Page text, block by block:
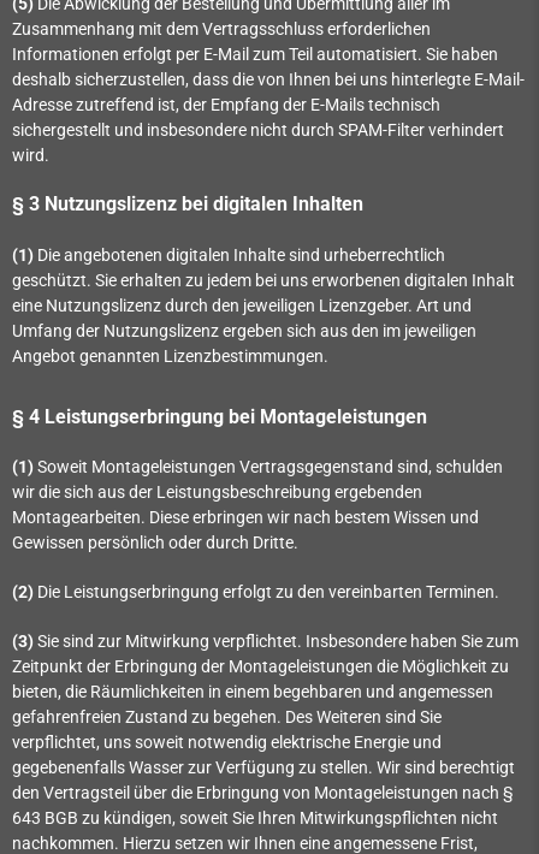
Zusammenhang mit dem Vertragsschluss erforderlichen
Informationen erfolgt per E-Mail zum Teil automatisiert. Sie haben
deshalb sicherzustellen, dass die von Ihnen bei uns hinterlegte E-Mail-
Adresse zutreffend ist, der Empfang der E-Mails technisch
sichergestellt und insbesondere nicht durch SPAM-Filter verhindert
wird.
§ 3 Nutzungslizenz bei digitalen Inhalten
(1) Die angebotenen digitalen Inhalte sind urheberrechtlich
geschützt. Sie erhalten zu jedem bei uns erworbenen digitalen Inhalt
eine Nutzungslizenz durch den jeweiligen Lizenzgeber. Art und
Umfang der Nutzungslizenz ergeben sich aus den im jeweiligen
Angebot genannten Lizenzbestimmungen.
§ 4 Leistungserbringung bei Montageleistungen
(1) Soweit Montageleistungen Vertragsgegenstand sind, schulden
wir die sich aus der Leistungsbeschreibung ergebenden
Montagearbeiten. Diese erbringen wir nach bestem Wissen und
Gewissen persönlich oder durch Dritte.
(2) Die Leistungserbringung erfolgt zu den vereinbarten Terminen.
(3) Sie sind zur Mitwirkung verpflichtet. Insbesondere haben Sie zum
Zeitpunkt der Erbringung der Montageleistungen die Möglichkeit zu
bieten, die Räumlichkeiten in einem begehbaren und angemessen
gefahrenfreien Zustand zu begehen. Des Weiteren sind Sie
verpflichtet, uns soweit notwendig elektrische Energie und
gegebenenfalls Wasser zur Verfügung zu stellen. Wir sind berechtigt
den Vertragsteil über die Erbringung von Montageleistungen nach §
643 BGB zu kündigen, soweit Sie Ihren Mitwirkungspflichten nicht
nachkommen. Hierzu setzen wir Ihnen eine angemessene Frist,